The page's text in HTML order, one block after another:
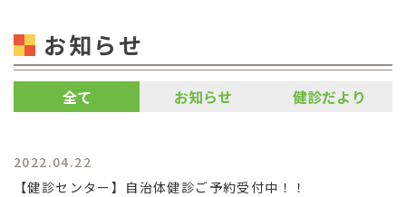
お知らせ
全て お知らせ 健診だより
2022.04.22
【健診センター】自治体健診ご予約受付中！！